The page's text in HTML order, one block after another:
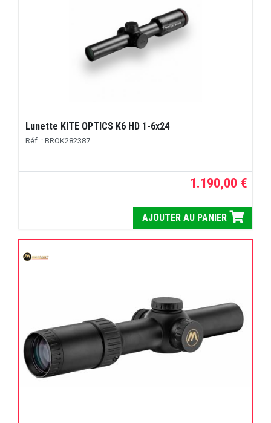
Lunette KITE OPTICS K6 HD 1-6x24
Réf. : BROK282387
1.190,00 €
AJOUTER AU PANIER